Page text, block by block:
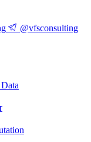
@vfsconsulting